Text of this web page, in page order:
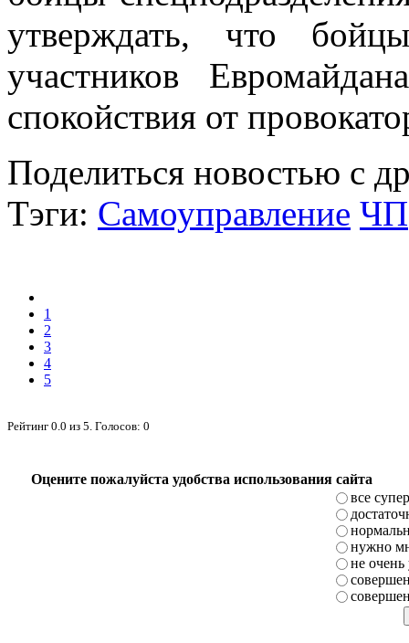
утверждать, что
участников
спокойствия от
Поделиться новостью с
Тэги: Самоуправление ЧП
1
2
3
4
5
Рейтинг 0.0 из 5 . Голосов: 0
Оцените пожалуйста удобства использования сайта
все супер
нужно
не очень